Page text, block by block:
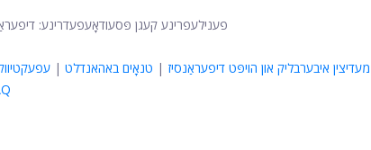
מעדיצין איבערבליק און הויפּט דיפעראַנסיז | טנאָים באהאנדלט|